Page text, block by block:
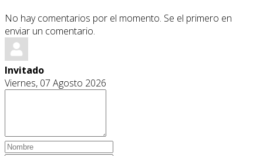
No hay comentarios por el momento. Se el primero en
enviar un comentario.
Invitado
Viernes, 07 Agosto 2026